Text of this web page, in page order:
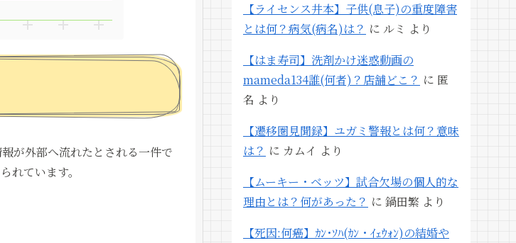
が外部へ流れたとされる一件で
れています。
【ライセンス井本】子供(息子)の重度障害
とは何？病気(病名)は？ に ルミ より
【はま寿司】洗剤かけ迷惑動画の
mameda134誰(何者)？店舗どこ？ に 匿
名 より
【遷移圏見聞録】ユガミ警報とは何？意味
は？ に カムイ より
【ムーキー・ベッツ】試合欠場の個人的な
理由とは？何があった？ に 鍋田繁 より
【死因:何癌】ｶﾝ･ｿﾊ(ｶﾝ・ｲｪｳｫﾝ)の結婚や